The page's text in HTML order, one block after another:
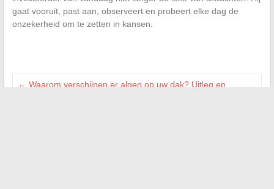
gaat vooruit, past aan, observeert en probeert elke dag de
onzekerheid om te zetten in kansen.
← Waarom verschijnen er algen op uw dak? Uitleg en